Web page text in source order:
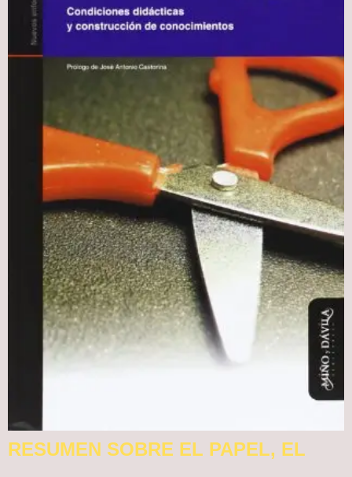
RESUMEN SOBRE EL PAPEL, EL